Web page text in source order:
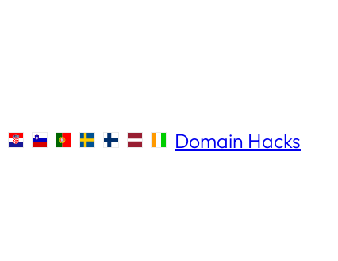
Domain Hacks